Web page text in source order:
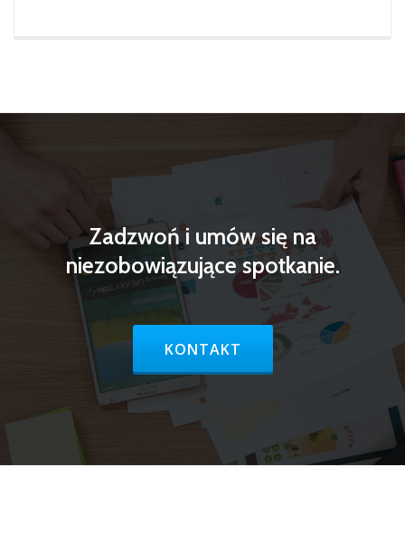
Zadzwoń i umów się na
niezobowiązujące spotkanie.
HEADER BUTTON
KONTAKT